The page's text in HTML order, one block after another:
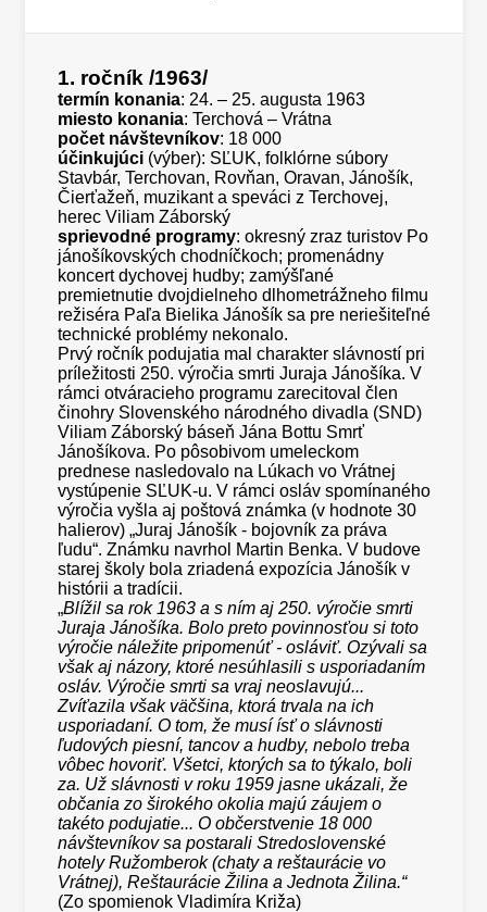
1. ročník /1963/
termín konania: 24. – 25. augusta 1963
miesto konania: Terchová – Vrátna
počet návštevníkov: 18 000
účinkujúci (výber): SĽUK, folklórne súbory
Stavbár, Terchovan, Rovňan, Oravan, Jánošík,
Čierťažeň, muzikant a speváci z Terchovej,
herec Viliam Záborský
sprievodné programy: okresný zraz turistov Po
jánošíkovských chodníčkoch; promenádny
koncert dychovej hudby; zamýšľané
premietnutie dvojdielneho dlhometrážneho filmu
režiséra Paľa Bielika Jánošík sa pre neriešiteľné
technické problémy nekonalo.
Prvý ročník podujatia mal charakter slávností pri
príležitosti 250. výročia smrti Juraja Jánošíka. V
rámci otváracieho programu zarecitoval člen
činohry Slovenského národného divadla (SND)
Viliam Záborský báseň Jána Bottu Smrť
Jánošíkova. Po pôsobivom umeleckom
prednese nasledovalo na Lúkach vo Vrátnej
vystúpenie SĽUK-u. V rámci osláv spomínaného
výročia vyšla aj poštová známka (v hodnote 30
halierov) „Juraj Jánošík - bojovník za práva
ľudu“. Známku navrhol Martin Benka. V budove
starej školy bola zriadená expozícia Jánošík v
histórii a tradícii.
„Blížil sa rok 1963 a s ním aj 250. výročie smrti
Juraja Jánošíka. Bolo preto povinnosťou si toto
výročie náležite pripomenúť - osláviť. Ozývali sa
však aj názory, ktoré nesúhlasili s usporiadaním
osláv. Výročie smrti sa vraj neoslavujú...
Zvíťazila však väčšina, ktorá trvala na ich
usporiadaní. O tom, že musí ísť o slávnosti
ľudových piesní, tancov a hudby, nebolo treba
vôbec hovoriť. Všetci, ktorých sa to týkalo, boli
za. Už slávnosti v roku 1959 jasne ukázali, že
občania zo širokého okolia majú záujem o
takéto podujatie... O občerstvenie 18 000
návštevníkov sa postarali Stredoslovenské
hotely Ružomberok (chaty a reštaurácie vo
Vrátnej), Reštaurácie Žilina a Jednota Žilina.“
(Zo spomienok Vladimíra Križa)